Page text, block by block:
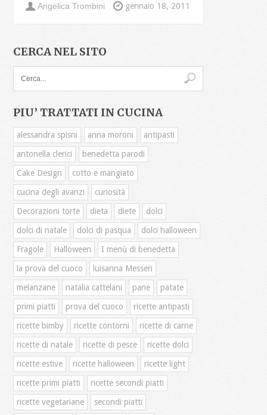
Angelica Trombini
gennaio 18, 2011
CERCA NEL SITO
PIU’ TRATTATI IN CUCINA
alessandra spisni anna moroni
antipasti
antonella clerici
benedetta parodi
Cake Design
cotto e mangiato
cucina degli avanzi
curiosità
Decorazioni torte
dieta diete
dolci
dolci di natale
dolci di pasqua
dolci halloween
Fragole
Halloween
I menù di benedetta
la prova del cuoco
luisanna Messeri
melanzane
natalia cattelani pane
patate
primi piatti
prova del cuoco
ricette antipasti
ricette bimby
ricette contorni
ricette di carne
ricette di natale
ricette di pesce
ricette dolci
ricette estive
ricette halloween
ricette light
ricette primi piatti
ricette secondi piatti
ricette vegetariane
secondi piatti